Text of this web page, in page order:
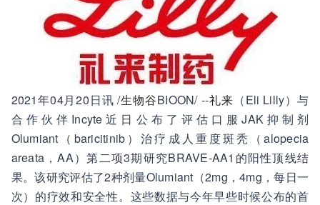
2021年04月20日讯 /生物谷BIOON/ --礼来 （Eli Lilly）与
合作伙伴Incyte近日公布了评估口服JAK抑制剂
Olumiant（baricitinib）治疗成人重度斑秃（alopecia
areata，AA）第二项3期研究BRAVE-AA1的阳性顶线结
果。该研究评估了2种剂量Olumiant（2mg，4mg，每日一
次）的疗效和安全性。这些数据与今年早些时候公布的首